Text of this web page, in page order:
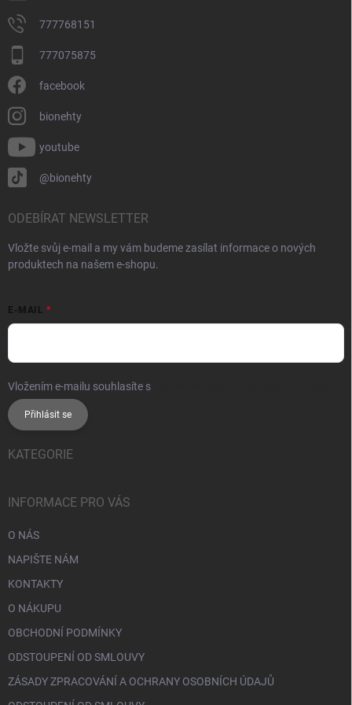
777768151
777075875
facebook
bionehty
youtube
@bionehty
ODEBÍRAT NEWSLETTER
Vložte svůj e-mail a my vám budeme zasílat informace o nových
produktech na našem e-shopu.
E-MAIL
Vložením e-mailu souhlasíte s
Přihlásit se
KATEGORIE
INFORMACE PRO VÁS
O NÁS
NAPIŠTE NÁM
KONTAKTY
O NÁKUPU
OBCHODNÍ PODMÍNKY
ODSTOUPENÍ OD SMLOUVY
ZÁSADY ZPRACOVÁNÍ A OCHRANY OSOBNÍCH ÚDAJŮ